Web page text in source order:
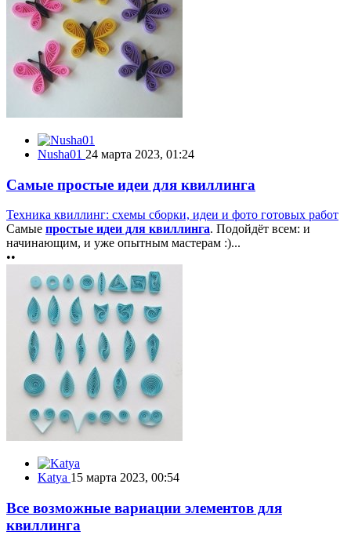
Nusha01 24 марта 2023, 01:24
Самые простые идеи для квиллинга
Техника квиллинг: схемы сборки, идеи и фото готовых работ
Самые простые идеи для квиллинга. Подойдёт всем: и
начинающим, и уже опытным мастерам :)...
••
Katya 15 марта 2023, 00:54
Все возможные вариации элементов для
квиллинга